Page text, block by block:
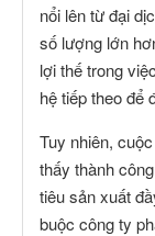
nổi lên từ đại
số lượng lớn
lợi thế trong
hệ tiếp theo để
Tuy nhiên,
thấy thành
tiêu sản xuất
buộc công ty